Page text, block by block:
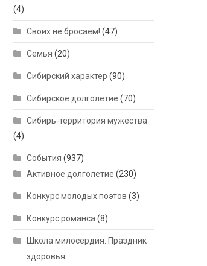
(4)
Своих не бросаем! (47)
Семья (20)
Сибирский характер (90)
Сибирское долголетие (70)
Сибирь-территория мужества
(4)
События (937)
Активное долголетие (230)
Конкурс молодых поэтов (3)
Конкурс романса (8)
Школа милосердия. Праздник
здоровья